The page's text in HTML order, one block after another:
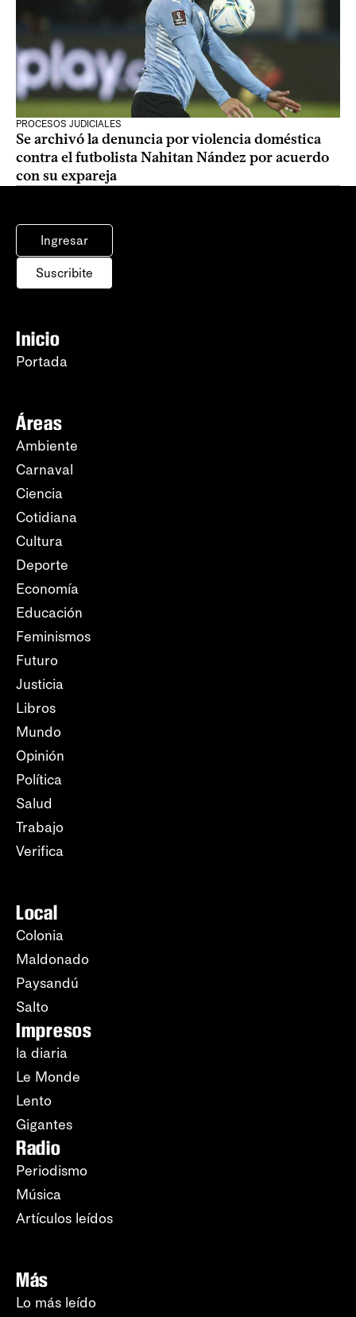
PROCESOS JUDICIALES
Se archivó la denuncia por violencia doméstica
contra el futbolista Nahitan Nández por acuerdo
con su expareja
Ingresar
Suscribite
Inicio
Portada
Áreas
Ambiente
Carnaval
Ciencia
Cotidiana
Cultura
Deporte
Economía
Educación
Feminismos
Futuro
Justicia
Libros
Mundo
Opinión
Política
Salud
Trabajo
Verifica
Local
Colonia
Maldonado
Paysandú
Salto
Impresos
la diaria
Le Monde
Lento
Gigantes
Radio
Periodismo
Música
Artículos leídos
Más
Lo más leído